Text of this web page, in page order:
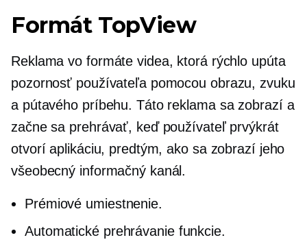
Formát TopView
Reklama vo formáte videa, ktorá rýchlo upúta
pozornosť používateľa pomocou obrazu, zvuku
a pútavého príbehu. Táto reklama sa zobrazí a
začne sa prehrávať, keď používateľ prvýkrát
otvorí aplikáciu, predtým, ako sa zobrazí jeho
všeobecný informačný kanál.
Prémiové umiestnenie.
Automatické prehrávaniefunkcie.